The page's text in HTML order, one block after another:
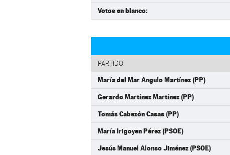
Votos en blanco:
PARTIDO
María del Mar Angulo Martínez (PP)
Gerardo Martínez Martínez (PP)
Tomás Cabezón Casas (PP)
María Irigoyen Pérez (PSOE)
Jesús Manuel Alonso Jiménez (PSOE)